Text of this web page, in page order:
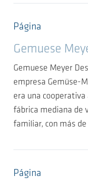
Página
Gemuese
Gemuese Meyer
empresa Gemüse-
era una
fábrica mediana de
familiar, con más
Página